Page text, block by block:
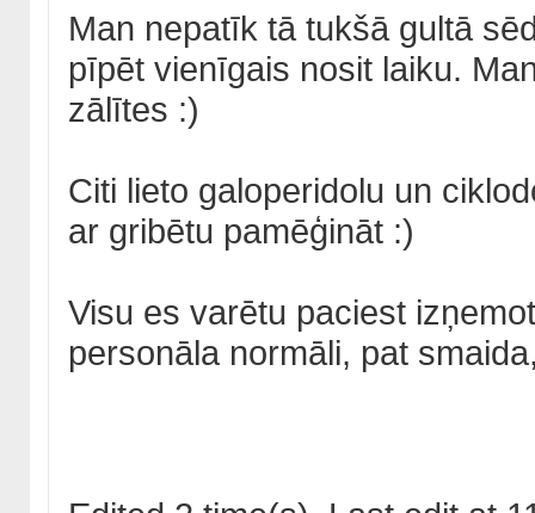
Man nepatīk tā tukšā gultā
pīpēt vienīgais nosit laiku.
zālītes :)
Citi lieto galoperidolu un
ar gribētu pamēģināt :)
Visu es varētu paciest
personāla normāli, pat